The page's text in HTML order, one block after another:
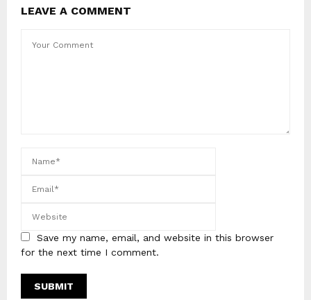
LEAVE A COMMENT
Save my name, email, and website in this browser
for the next time I comment.